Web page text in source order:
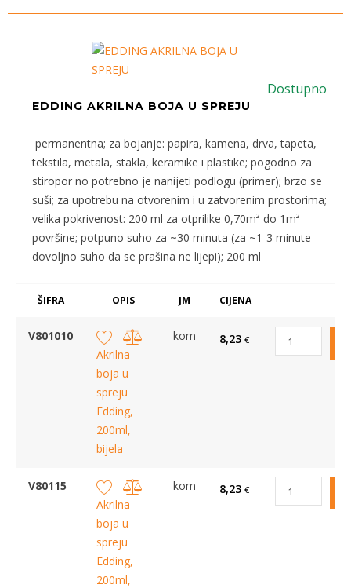
Dostupno
EDDING AKRILNA BOJA U SPREJU
permanentna; za bojanje: papira, kamena, drva, tapeta,
tekstila, metala, stakla, keramike i plastike; pogodno za
stiropor no potrebno je nanijeti podlogu (primer); brzo se
suši; za upotrebu na otvorenim i u zatvorenim prostorima;
velika pokrivenost: 200 ml za otprilike 0,70m² do 1m²
površine; potpuno suho za ~30 minuta (za ~1-3 minute
dovoljno suho da se prašina ne lijepi); 200 ml
ŠIFRA OPIS JM CIJENA
V801010
Akrilna
boja u
spreju
Edding,
200ml,
bijela
kom 8,23 €
V80115
Akrilna
boja u
spreju
Edding,
200ml,
kom 8,23 €